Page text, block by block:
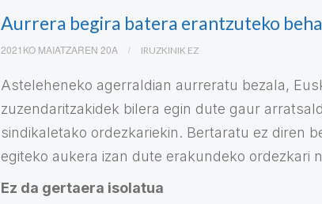
Aurrera begira batera erantzuteko
2021KO MAIATZAREN 20A IRUZKINIK EZ
Asteleheneko agerraldian aurreratu bezala,
zuzendaritzakidek bilera egin dute gaur
sindikaletako ordezkariekin. Bertaratu ez diren
egiteko aukera izan dute erakundeko ordezkari
Ez da gertaera isolatua